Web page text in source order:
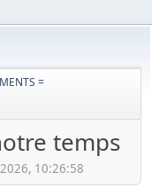
=
temps
10:26:58